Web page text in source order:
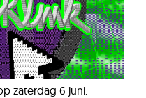
zaterdag 6 juni: